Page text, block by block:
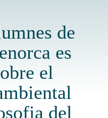
de
es
el
del